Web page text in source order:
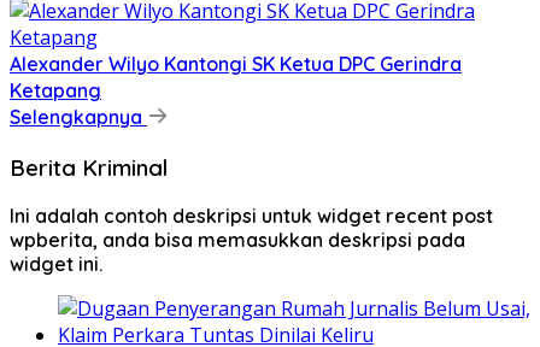
Alexander Wilyo Kantongi SK Ketua DPC Gerindra
Ketapang
Selengkapnya
Berita Kriminal
Ini adalah contoh deskripsi untuk widget recent post
wpberita, anda bisa memasukkan deskripsi pada
widget ini.